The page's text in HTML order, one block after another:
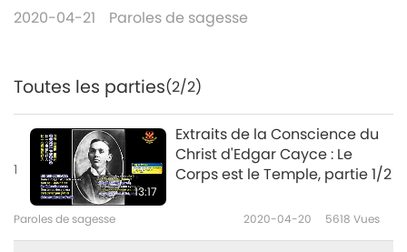
2020-04-21 Paroles de sagesse
Toutes les parties(2/2)
1
13:17
Extraits de la Conscience du
Christ d'Edgar Cayce : Le
Corps est le Temple, partie 1/2
Paroles de sagesse 2020-04-20 5618 Vues